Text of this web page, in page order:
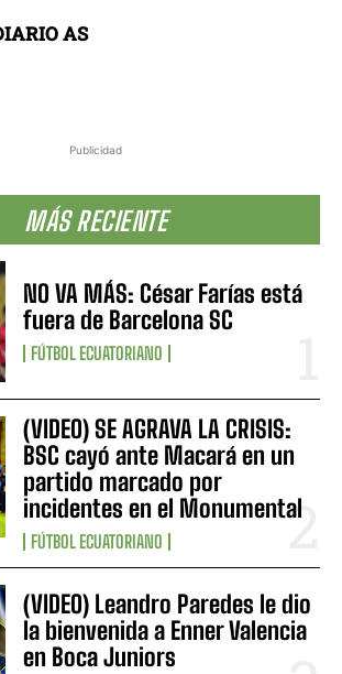
Publicidad
MÁS RECIENTE
NO VA MÁS: César Farías está
fuera de Barcelona SC
FÚTBOL ECUATORIANO
(VIDEO) SE AGRAVA LA CRISIS:
BSC cayó ante Macará en un
partido marcado por
incidentes en el Monumental
FÚTBOL ECUATORIANO
(VIDEO) Leandro Paredes le dio
la bienvenida a Enner Valencia
en Boca Juniors
AS